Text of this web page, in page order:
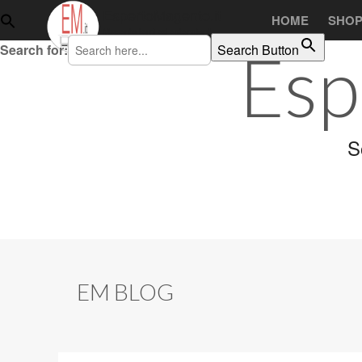
Search for: Search Button
Main menu
Skip to content
HOME SHOP
EM BLOG